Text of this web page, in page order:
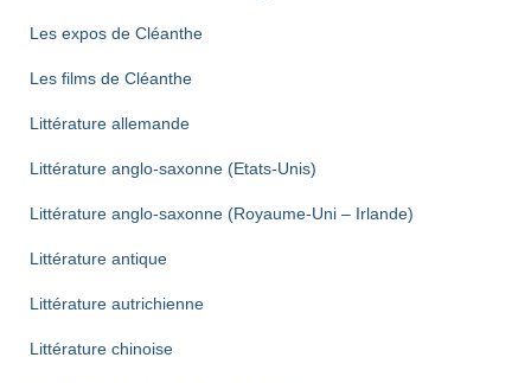
Les expos de Cléanthe
Les films de Cléanthe
Littérature allemande
Littérature anglo-saxonne (Etats-Unis)
Littérature anglo-saxonne (Royaume-Uni – Irlande)
Littérature antique
Littérature autrichienne
Littérature chinoise